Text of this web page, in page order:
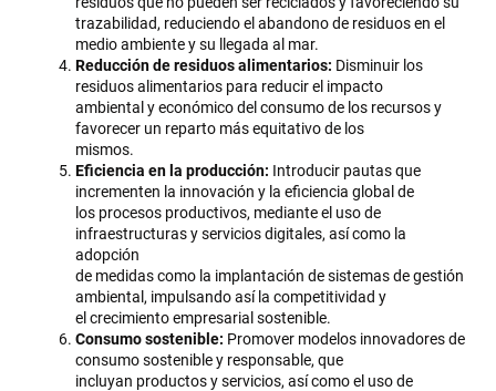
trazabilidad, reduciendo el abandono de residuos en el
medio ambiente y su llegada al mar.
Reducción de residuos alimentarios: Disminuir los
residuos alimentarios para reducir el impacto
ambiental y económico del consumo de los recursos y
favorecer un reparto más equitativo de los
mismos.
Eficiencia en la producción: Introducir pautas que
incrementen la innovación y la eficiencia global de
los procesos productivos, mediante el uso de
infraestructuras y servicios digitales, así como la
adopción
de medidas como la implantación de sistemas de gestión
ambiental, impulsando así la competitividad y
el crecimiento empresarial sostenible.
Consumo sostenible: Promover modelos innovadores de
consumo sostenible y responsable, que
incluyan productos y servicios, así como el uso de